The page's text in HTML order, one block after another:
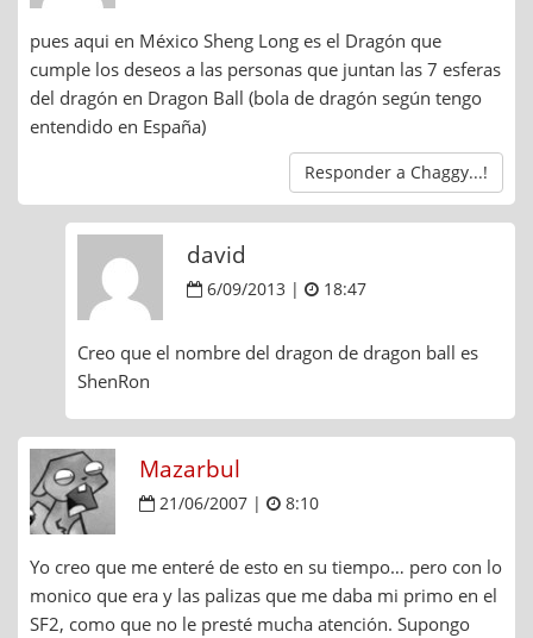
pues aqui en México Sheng Long es el Dragón que
cumple los deseos a las personas que juntan las 7 esferas
del dragón en Dragon Ball (bola de dragón según tengo
entendido en España)
Responder a Chaggy...!
david
6/09/2013 | 18:47
Creo que el nombre del dragon de dragon ball es
ShenRon
Mazarbul
21/06/2007 | 8:10
Yo creo que me enteré de esto en su tiempo… pero con lo
monico que era y las palizas que me daba mi primo en el
SF2, como que no le presté mucha atención. Supongo